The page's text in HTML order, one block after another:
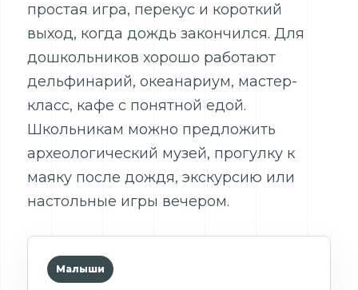
простая игра, перекус и короткий
выход, когда дождь закончился. Для
дошкольников хорошо работают
дельфинарий, океанариум, мастер-
класс, кафе с понятной едой.
Школьникам можно предложить
археологический музей, прогулку к
маяку после дождя, экскурсию или
настольные игры вечером.
Малыши